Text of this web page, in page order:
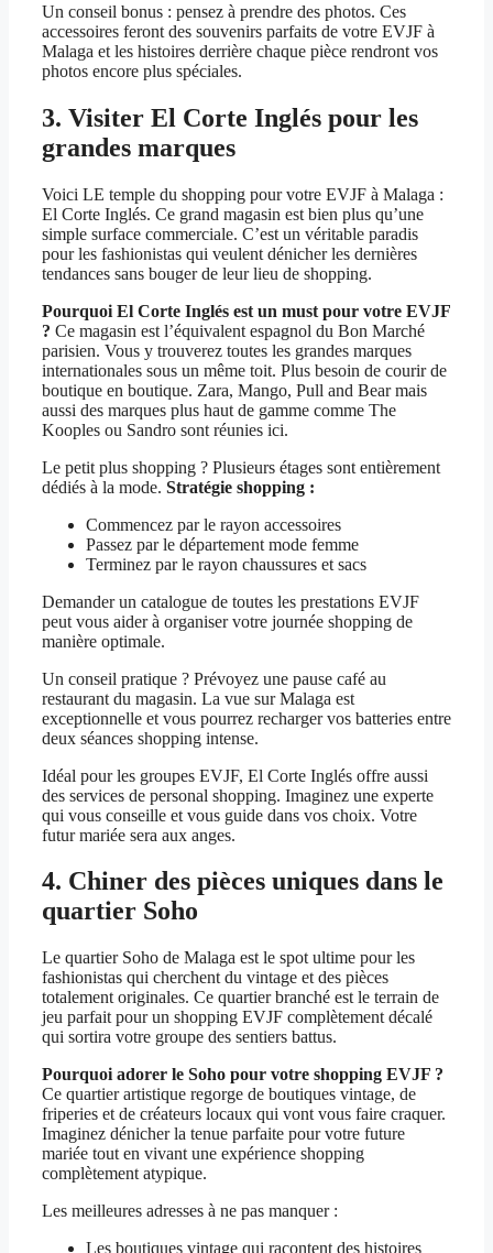
Un conseil bonus : pensez à prendre des photos. Ces
accessoires feront des souvenirs parfaits de votre EVJF à
Malaga et les histoires derrière chaque pièce rendront vos
photos encore plus spéciales.
3. Visiter El Corte Inglés pour les
grandes marques
Voici LE temple du shopping pour votre EVJF à Malaga :
El Corte Inglés. Ce grand magasin est bien plus qu’une
simple surface commerciale. C’est un véritable paradis
pour les fashionistas qui veulent dénicher les dernières
tendances sans bouger de leur lieu de shopping.
Pourquoi El Corte Inglés est un must pour votre EVJF
? Ce magasin est l’équivalent espagnol du Bon Marché
parisien. Vous y trouverez toutes les grandes marques
internationales sous un même toit. Plus besoin de courir de
boutique en boutique. Zara, Mango, Pull and Bear mais
aussi des marques plus haut de gamme comme The
Kooples ou Sandro sont réunies ici.
Le petit plus shopping ? Plusieurs étages sont entièrement
dédiés à la mode. Stratégie shopping :
Commencez par le rayon accessoires
Passez par le département mode femme
Terminez par le rayon chaussures et sacs
Demander un catalogue de toutes les prestations EVJF
peut vous aider à organiser votre journée shopping de
manière optimale.
Un conseil pratique ? Prévoyez une pause café au
restaurant du magasin. La vue sur Malaga est
exceptionnelle et vous pourrez recharger vos batteries entre
deux séances shopping intense.
Idéal pour les groupes EVJF, El Corte Inglés offre aussi
des services de personal shopping. Imaginez une experte
qui vous conseille et vous guide dans vos choix. Votre
futur mariée sera aux anges.
4. Chiner des pièces uniques dans le
quartier Soho
Le quartier Soho de Malaga est le spot ultime pour les
fashionistas qui cherchent du vintage et des pièces
totalement originales. Ce quartier branché est le terrain de
jeu parfait pour un shopping EVJF complètement décalé
qui sortira votre groupe des sentiers battus.
Pourquoi adorer le Soho pour votre shopping EVJF ?
Ce quartier artistique regorge de boutiques vintage, de
friperies et de créateurs locaux qui vont vous faire craquer.
Imaginez dénicher la tenue parfaite pour votre future
mariée tout en vivant une expérience shopping
complètement atypique.
Les meilleures adresses à ne pas manquer :
Les boutiques vintage qui racontent des histoires